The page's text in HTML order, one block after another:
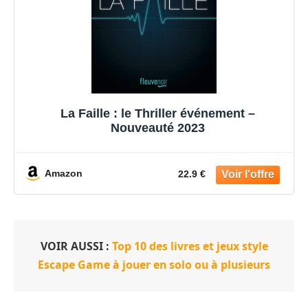
La Faille : le Thriller événement –
Nouveauté 2023
Amazon 22.9 €
VOIR AUSSI : Top 10 des livres et jeux style
Escape Game à jouer en solo ou à plusieurs